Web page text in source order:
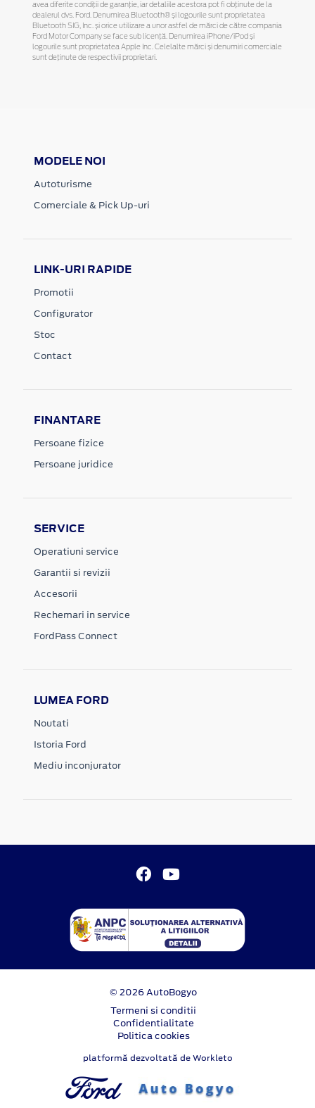
avea diferite condiții de garanție, iar detaliile acestora pot fi obținute de la
dealerul dvs. Ford. Denumirea Bluetooth® și logourile sunt proprietatea
Bluetooth SIG, Inc. și orice utilizare a unor astfel de mărci de către compania
Ford Motor Company se face sub licență. Denumirea iPhone/iPod și
logourile sunt proprietatea Apple Inc. Celelalte mărci și denumiri comerciale
sunt deținute de respectivii proprietari.
MODELE NOI
Autoturisme
Comerciale & Pick Up-uri
LINK-URI RAPIDE
Promotii
Configurator
Stoc
Contact
FINANTARE
Persoane fizice
Persoane juridice
SERVICE
Operatiuni service
Garantii si revizii
Accesorii
Rechemari in service
FordPass Connect
LUMEA FORD
Noutati
Istoria Ford
Mediu inconjurator
© 2026 AutoBogyo
Termeni si conditii
Confidentialitate
Politica cookies
platformă dezvoltată de Workleto